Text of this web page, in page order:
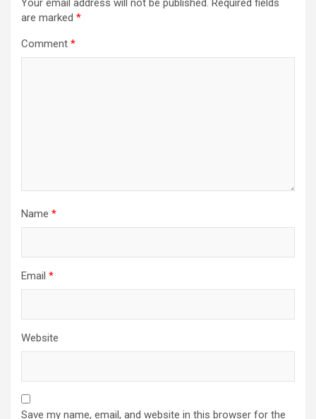
are marked *
Comment *
Name *
Email *
Website
Save my name, email, and website in this browser for the